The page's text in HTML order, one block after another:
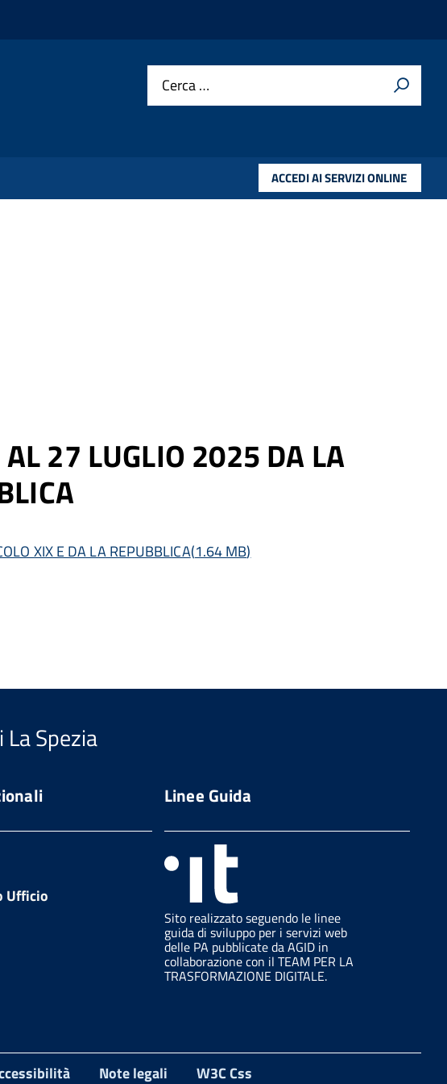
Cerca …
ACCEDI AI SERVIZI ONLINE
27 LUGLIO 2025 DA LA
XIX E DA LA REPUBBLICA(1.64 MB)
Spezia
Ufficio
Linee Guida
Sito realizzato seguendo le linee
guida di sviluppo per i servizi web
delle PA pubblicate da AGID in
collaborazione con il TEAM PER LA
TRASFORMAZIONE DIGITALE.
Note legali W3C Css